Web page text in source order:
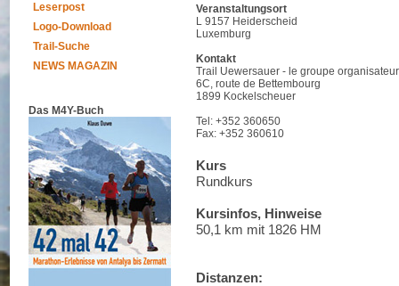
Leserpost
Logo-Download
Trail-Suche
NEWS MAGAZIN
Das M4Y-Buch
Veranstaltungsort
L 9157 Heiderscheid
Luxemburg
Kontakt
Trail Uewersauer - le groupe organisateur
6C, route de Bettembourg
1899 Kockelscheuer
Tel: +352 360650
Fax: +352 360610
Kurs
Rundkurs
Kursinfos, Hinweise
50,1 km mit 1826 HM
Distanzen: